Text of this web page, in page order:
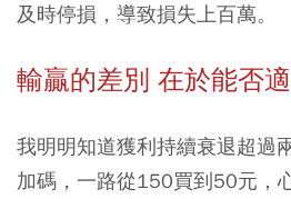
及時停損，導致損失上百萬。
輸贏的差別 在於能否
我明明知道獲利持續衰退超過
加碼，一路從150買到50元，